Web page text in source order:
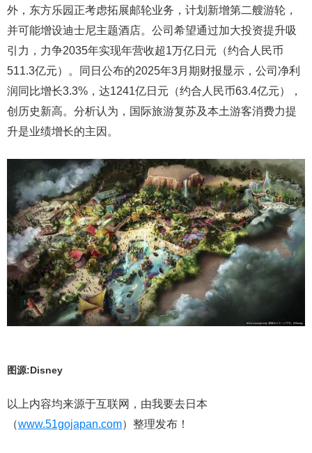
外，东方乐园正考虑拓展邮轮业务，计划新增第二艘游轮，
并可能增设迪士尼主题酒店。公司希望通过加大投资提升吸
引力，力争2035年实现年营收超1万亿日元（约合人民币
511.3亿元）。同日公布的2025年3月期财报显示，公司净利
润同比增长3.3%，达1241亿日元（约合人民币63.4亿元），
创历史新高。分析认为，国际旅游复苏及本土游客消费力提
升是业绩增长的主因。
图源:Disney
以上内容均来源于互联网，由我要去日本
（www.51gojapan.com）整理发布！